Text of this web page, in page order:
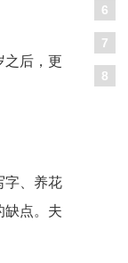
之后，更
字、养花
缺点。夫
6
7
8